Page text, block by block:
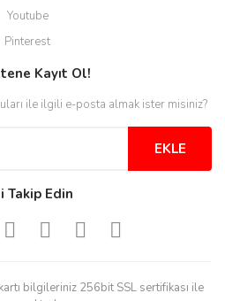
Youtube
Pinterest
Kayıt Ol!
ile ilgili e-posta almak ister misiniz?
EKLE
Takip Edin
bilgileriniz 256bit SSL sertifikası ile